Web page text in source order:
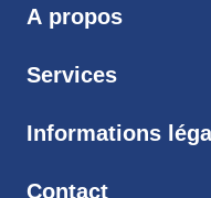
A propos
Services
Informations
Contact